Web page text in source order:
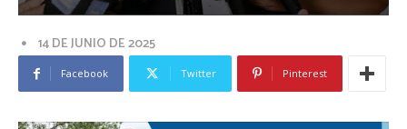
14 DE JUNIO DE 2025
Facebook Twitter Pinterest